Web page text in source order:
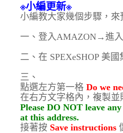
※小編更新※
小編教大家幾個步驟，
一、登入AMAZON→進入
二、在 SPEXeSHOP 美
三、
點選左方第一格 Do we
在右方文字格內，複製並
Please DO NOT leave
at this address.
接著按 Save instructions